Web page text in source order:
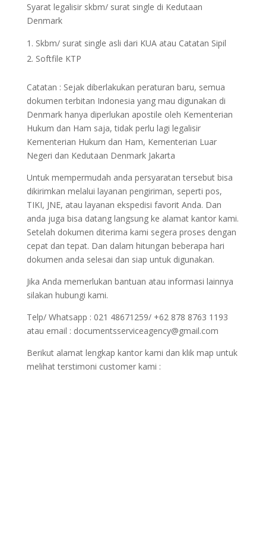
Syarat legalisir skbm/ surat single di Kedutaan
Denmark
Skbm/ surat single asli dari KUA atau Catatan Sipil
Softfile KTP
Catatan : Sejak diberlakukan peraturan baru, semua
dokumen terbitan Indonesia yang mau digunakan di
Denmark hanya diperlukan apostile oleh Kementerian
Hukum dan Ham saja, tidak perlu lagi legalisir
Kementerian Hukum dan Ham, Kementerian Luar
Negeri dan Kedutaan Denmark Jakarta
Untuk mempermudah anda persyaratan tersebut bisa
dikirimkan melalui layanan pengiriman, seperti pos,
TIKI, JNE, atau layanan ekspedisi favorit Anda. Dan
anda juga bisa datang langsung ke alamat kantor kami.
Setelah dokumen diterima kami segera proses dengan
cepat dan tepat. Dan dalam hitungan beberapa hari
dokumen anda selesai dan siap untuk digunakan.
Jika Anda memerlukan bantuan atau informasi lainnya
silakan hubungi kami.
Telp/ Whatsapp : 021 48671259/ +62 878 8763 1193
atau email : documentsserviceagency@gmail.com
Berikut alamat lengkap kantor kami dan klik map untuk
melihat terstimoni customer kami :